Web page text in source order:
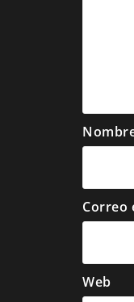
Correo
Web